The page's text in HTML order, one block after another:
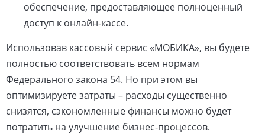
обеспечение, предоставляющее полноценный
доступ к онлайн-кассе.
Использовав кассовый сервис «МОБИКА», вы будете
полностью соответствовать всем нормам
Федерального закона 54. Но при этом вы
оптимизируете затраты – расходы существенно
снизятся, сэкономленные финансы можно будет
потратить на улучшение бизнес-процессов.